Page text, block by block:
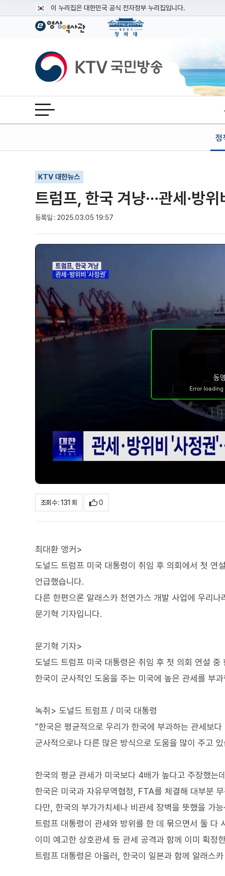
이 누리집은 대한민국 공식 전자정부 누리집입니다.
공식 누리집 주소 확인하기
이밖에 or.kr 또는 .kr등 다른 도메인 주소를 사용하고 있다면 아래
운영중인 공식 누리집보기
KTV국민방송
전체메뉴 열기
정
KTV 대한뉴스
트럼프, 한국 겨냥···관세·방
등록일 : 2025.03.05 19:57
기사인쇄
글자확대
글자축소
조회수 : 131 회 0
최대환 앵커>
도널드 트럼프 미국 대통령이 취임 후 의회에서 첫 연
언급했습니다.
다른 한편으론 알래스카 천연가스 개발 사업에 우리
문기혁 기자입니다.
문기혁 기자>
도널드 트럼프 미국 대통령은 취임 후 첫 의회 연설 중
한국이 군사적인 도움을 주는 미국에 높은 관세를 부
녹취> 도널드 트럼프 / 미국 대통령
"한국은 평균적으로 우리가 한국에 부과하는 관세보
군사적으로나 다른 많은 방식으로 도움을 많이 주고
한국의 평균 관세가 미국보다 4배가 높다고 주장했는
한국은 미국과 자유무역협정, FTA를 체결해 대부분
다만, 한국의 부가가치세나 비관세 장벽을 뜻했을 가
트럼프 대통령이 관세와 방위를 한 데 묶으면서 둘 다
이미 예고한 상호관세 등 관세 공격과 함께 이미 획정
트럼프 대통령은 아울러, 한국이 일본과 함께 알래스